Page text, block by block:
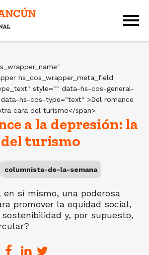
a la depresión: la
turismo
columnista-de-la-semana
en sí mismo, una poderosa
promover la equidad social,
y, por supuesto,